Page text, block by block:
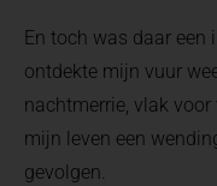
En toch was daar een
ontdekte mijn vuur
nachtmerrie, vlak
mijn leven een
gevolgen.